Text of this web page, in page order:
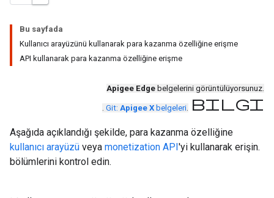
Bu sayfada
Kullanıcı arayüzünü kullanarak para kazanma özelliğine erişme
API kullanarak para kazanma özelliğine erişme
Apigee Edge belgelerini görüntülüyorsunuz.
. Git: Apigee X belgeleri. bilgi
Aşağıda açıklandığı şekilde, para kazanma özelliğine
kullanıcı arayüzü veya monetization API'yi kullanarak erişin.
bölümlerini kontrol edin.